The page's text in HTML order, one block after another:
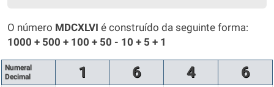
O número MDCXLVI é construído da seguinte forma:
1000 + 500 + 100 + 50 - 10 + 5 + 1
Numeral
Decimal
1 6 4 6